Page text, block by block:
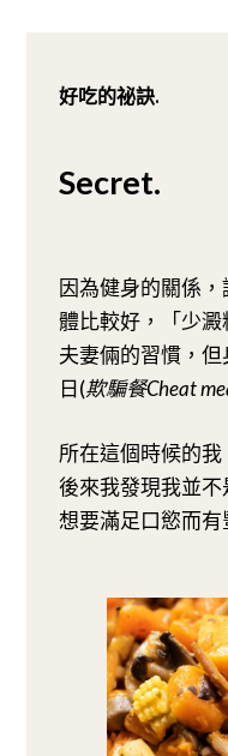
好吃的祕訣.
Secret.
因為健身的關係
體比較好，「少
夫妻倆的習慣，
日(欺騙餐Cheat
所在這個時候的我
後來我發現我並
想要滿足口慾而有